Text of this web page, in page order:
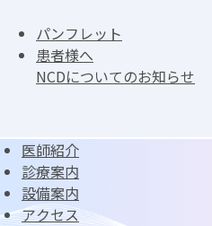
パンフレット
患者様へ
NCDについてのお知らせ
医師紹介
診療案内
設備案内
アクセス